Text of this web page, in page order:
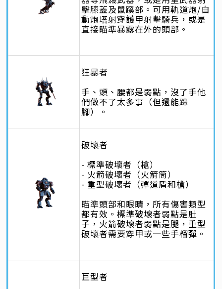
擊膝蓋及鼠蹊部。可用軌道炮/自
動炮塔射穿護甲射擊騎兵，或是
直接瞄準暴露在外的頭部。
狂暴者
手、頭、腰都是弱點，沒了手他
們做不了太多事（但還能跺
腳）。
破壞者
- 標準破壞者（槍）
- 火箭破壞者（火箭筒）
- 重型破壞者（彈道盾和槍）
瞄準頭部和眼睛，所有傷害類型
都有效。標準破壞者弱點是肚
子，火箭破壞者弱點是腿，重型
破壞者需要穿甲或一些手榴彈。
巨型者